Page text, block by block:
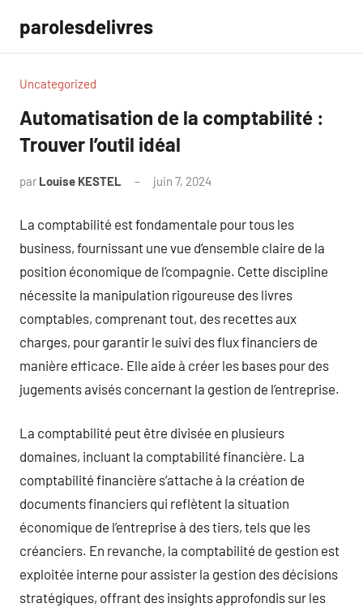
contenu
parolesdelivres
Uncategorized
Automatisation de la comptabilité :
Trouver l’outil idéal
par Louise KESTEL juin 7, 2024
La comptabilité est fondamentale pour tous les
business, fournissant une vue d’ensemble claire de la
position économique de l’compagnie. Cette discipline
nécessite la manipulation rigoureuse des livres
comptables, comprenant tout, des recettes aux
charges, pour garantir le suivi des flux financiers de
manière efficace. Elle aide à créer les bases pour des
jugements avisés concernant la gestion de l’entreprise.
La comptabilité peut être divisée en plusieurs
domaines, incluant la comptabilité financière. La
comptabilité financière s’attache à la création de
documents financiers qui reflètent la situation
économique de l’entreprise à des tiers, tels que les
créanciers. En revanche, la comptabilité de gestion est
exploitée interne pour assister la gestion des décisions
stratégiques, offrant des insights approfondis sur les